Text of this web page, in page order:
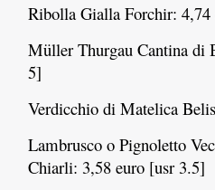
Ribolla Gialla Forchir: 4,74
Müller Thurgau Cantina di
5]
Verdicchio di Matelica
Lambrusco o Pignoletto
Chiarli: 3,58 euro [usr 3.5]